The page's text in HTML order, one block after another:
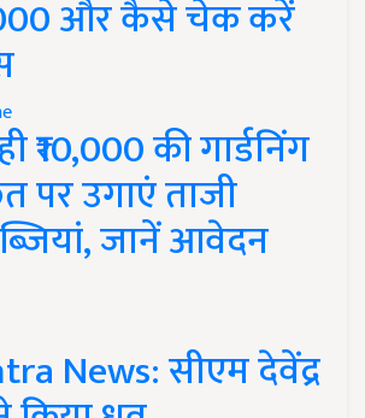
और कैसे चेक करें
₹10,000 की गार्डनिंग
पर उगाएं ताजी
जानें आवेदन
News: सीएम देवेंद्र